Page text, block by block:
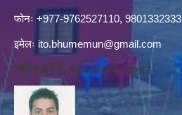
फोनः +977-9762527110, 9801332333
इमेलः ito.bhumemun@gmail.com
नोटिस बोर्ड नं. १६१८०८८४१३०७२